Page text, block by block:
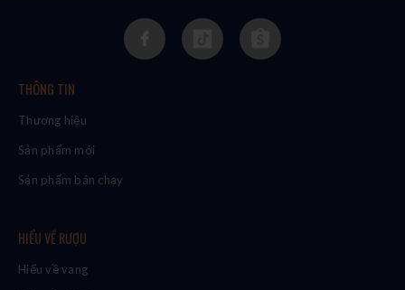
THÔNG TIN
Thương hiệu
Sản phẩm mới
Sản phẩm bán chạy
HIỂU VỀ RƯỢU
Hiểu về vang